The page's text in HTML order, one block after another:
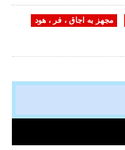
مجهز به اجاق ، فر ، هود